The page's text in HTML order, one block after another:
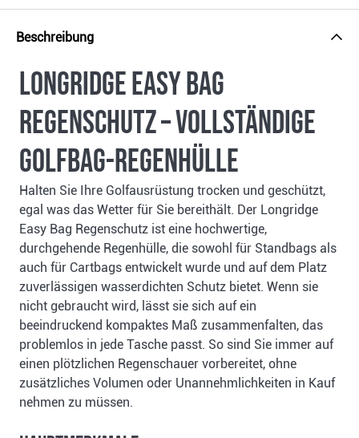
Beschreibung
Longridge Easy Bag
Regenschutz – Vollständige
Golfbag-Regenhülle
Halten Sie Ihre Golfausrüstung trocken und geschützt,
egal was das Wetter für Sie bereithält. Der Longridge
Easy Bag Regenschutz ist eine hochwertige,
durchgehende Regenhülle, die sowohl für Standbags als
auch für Cartbags entwickelt wurde und auf dem Platz
zuverlässigen wasserdichten Schutz bietet. Wenn sie
nicht gebraucht wird, lässt sie sich auf ein
beeindruckend kompaktes Maß zusammenfalten, das
problemlos in jede Tasche passt. So sind Sie immer auf
einen plötzlichen Regenschauer vorbereitet, ohne
zusätzliches Volumen oder Unannehmlichkeiten in Kauf
nehmen zu müssen.